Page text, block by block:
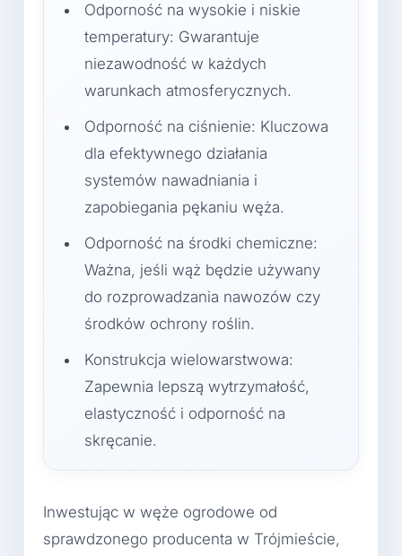
Odporność na wysokie i niskie
temperatury: Gwarantuje
niezawodność w każdych
warunkach atmosferycznych.
Odporność na ciśnienie: Kluczowa
dla efektywnego działania
systemów nawadniania i
zapobiegania pękaniu węża.
Odporność na środki chemiczne:
Ważna, jeśli wąż będzie używany
do rozprowadzania nawozów czy
środków ochrony roślin.
Konstrukcja wielowarstwowa:
Zapewnia lepszą wytrzymałość,
elastyczność i odporność na
skręcanie.
Inwestując w węże ogrodowe od
sprawdzonego producenta w Trójmieście,